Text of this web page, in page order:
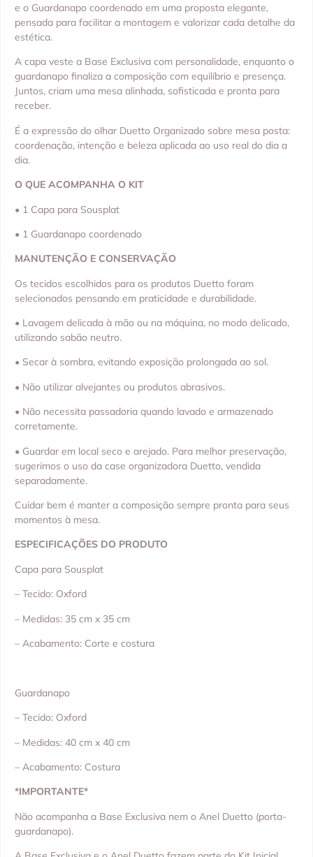
e o Guardanapo coordenado em uma proposta elegante,
pensada para facilitar a montagem e valorizar cada detalhe da
estética.
A capa veste a Base Exclusiva com personalidade, enquanto o
guardanapo finaliza a composição com equilíbrio e presença.
Juntos, criam uma mesa alinhada, sofisticada e pronta para
receber.
É a expressão do olhar Duetto Organizado sobre mesa posta:
coordenação, intenção e beleza aplicada ao uso real do dia a
dia.
O QUE ACOMPANHA O KIT
• 1 Capa para Sousplat
• 1 Guardanapo coordenado
MANUTENÇÃO E CONSERVAÇÃO
Os tecidos escolhidos para os produtos Duetto foram
selecionados pensando em praticidade e durabilidade.
• Lavagem delicada à mão ou na máquina, no modo delicado,
utilizando sabão neutro.
• Secar à sombra, evitando exposição prolongada ao sol.
• Não utilizar alvejantes ou produtos abrasivos.
• Não necessita passadoria quando lavado e armazenado
corretamente.
• Guardar em local seco e arejado. Para melhor preservação,
sugerimos o uso da case organizadora Duetto, vendida
separadamente.
Cuidar bem é manter a composição sempre pronta para seus
momentos à mesa.
ESPECIFICAÇÕES DO PRODUTO
Capa para Sousplat
– Tecido: Oxford
– Medidas: 35 cm x 35 cm
– Acabamento: Corte e costura
Guardanapo
– Tecido: Oxford
– Medidas: 40 cm x 40 cm
– Acabamento: Costura
*IMPORTANTE*
Não acompanha a Base Exclusiva nem o Anel Duetto (porta-
guardanapo).